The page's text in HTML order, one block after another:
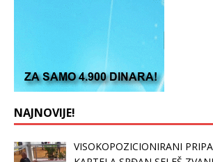
NAJNOVIJE!
VISOKOPOZICIONIRANI